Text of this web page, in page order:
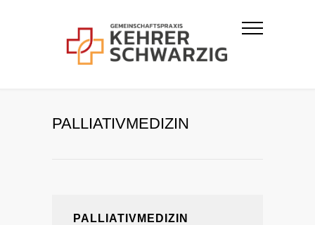
PALLIATIVMEDIZIN
PALLIATIVMEDIZIN